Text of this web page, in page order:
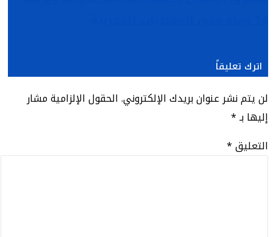
اترك تعليقاً
لن يتم نشر عنوان بريدك الإلكتروني.الحقول الإلزامية مشار
إليها بـ*
التعليق*